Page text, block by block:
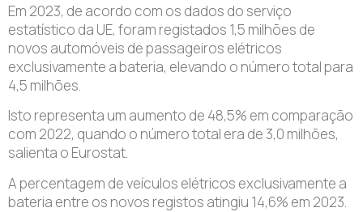
Em 2023, de acordo com os dados do serviço
estatístico da UE, foram registados 1,5 milhões de
novos automóveis de passageiros elétricos
exclusivamente a bateria, elevando o número total para
4,5 milhões.
Isto representa um aumento de 48,5% em comparação
com 2022, quando o número total era de 3,0 milhões,
salienta o Eurostat.
A percentagem de veículos elétricos exclusivamente a
bateria entre os novos registos atingiu 14,6% em 2023.